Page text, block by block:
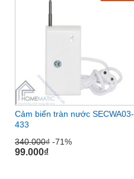
Cảm biến tràn nước SECWA03-
433
340.000₫ -71%
99.000₫